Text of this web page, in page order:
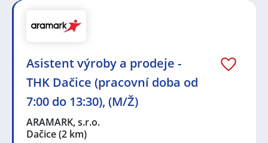
Asistent výroby a prodeje -
THK Dačice (pracovní doba od
7:00 do 13:30), (M/Ž)
ARAMARK, s.r.o.
Dačice(2 km)